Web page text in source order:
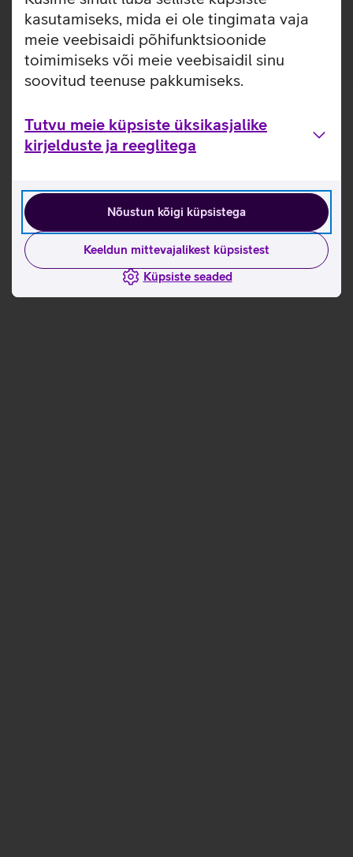
kasutamiseks, mida ei ole tingimata vaja
meie veebisaidi põhifunktsioonide
toimimiseks või meie veebisaidil sinu
soovitud teenuse pakkumiseks.
Tutvu meie küpsiste üksikasjalike
kirjelduste ja reeglitega
Nõustun kõigi küpsistega
Keeldun mittevajalikest küpsistest
Küpsiste seaded
laadijatega.